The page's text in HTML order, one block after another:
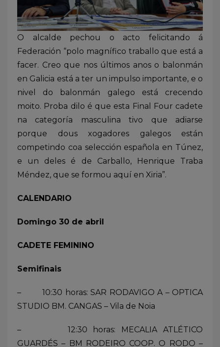
O alcalde pechou o acto felicitando á
Federación “polo magnífico traballo que está a
facer. Creo que nos últimos anos o balonmán
en Galicia está a ter un impulso importante, e o
nivel do balonmán galego está crecendo
moito. Proba dilo é que esta Final Four cadete
na categoría masculina tivo que adiarse
porque dous xogadores galegos están
competindo coa selección española en Túnez,
e un deles é de Carballo, Henrique Traba
Méndez, que se formou aquí en Xiria”.
CALENDARIO
Domingo 30 de abril
CADETE FEMININO
Semifinais
– 10:30 horas: SAR RODAVIGO A – OPTICA
STUDIO BM. CANGAS – Vila de Noia
– 12:30 horas: MECALIA ATLÉTICO
GUARDÉS – BM RODEIRO COOP. O RODO –